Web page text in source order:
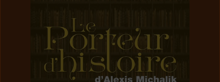
ABONNEMENTS
CONTACTEZ-NOUS
LOCALISATION
NOS FEUILLETS